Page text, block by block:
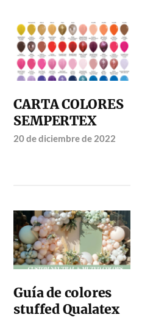
CARTA COLORES
SEMPERTEX
20 de diciembre de 2022
Guía de colores
stuffed Qualatex